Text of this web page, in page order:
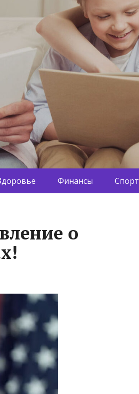
Финансы Спорт
о